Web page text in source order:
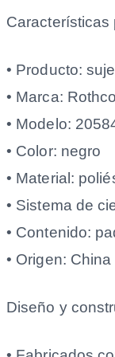
Características
• Producto:
• Marca: Rothco
• Modelo:
• Color: negro
• Material:
• Sistema de
• Contenido:
• Origen: China
Diseño y